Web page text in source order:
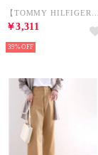
￥3,311
39%